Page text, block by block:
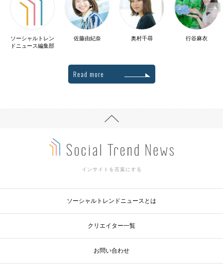
ソーシャルトレン
ドニュース編集部
佐藤由紀奈 奥村千尋 行谷麻衣
Read more
インサイトを言葉にする
ソーシャルトレンドニュースとは
クリエイター一覧
お問い合わせ